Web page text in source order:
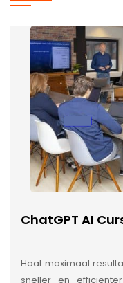
ChatGPT AI
Haal maximaal
sneller en